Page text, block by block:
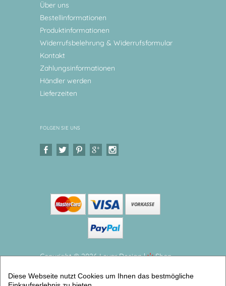
Über uns
Bestellinformationen
Produktinformationen
Widerrufsbelehrung & Widerrufsformular
Kontakt
Zahlungsinformationen
Händler werden
Lieferzeiten
FOLGEN SIE UNS
Copyright © 2026 Levar Design |
Shop
Kinderteller Marienkäfer Teller mit Namen aus
Diese Webseite nutzt Cookies um Ihnen das bestmögliche